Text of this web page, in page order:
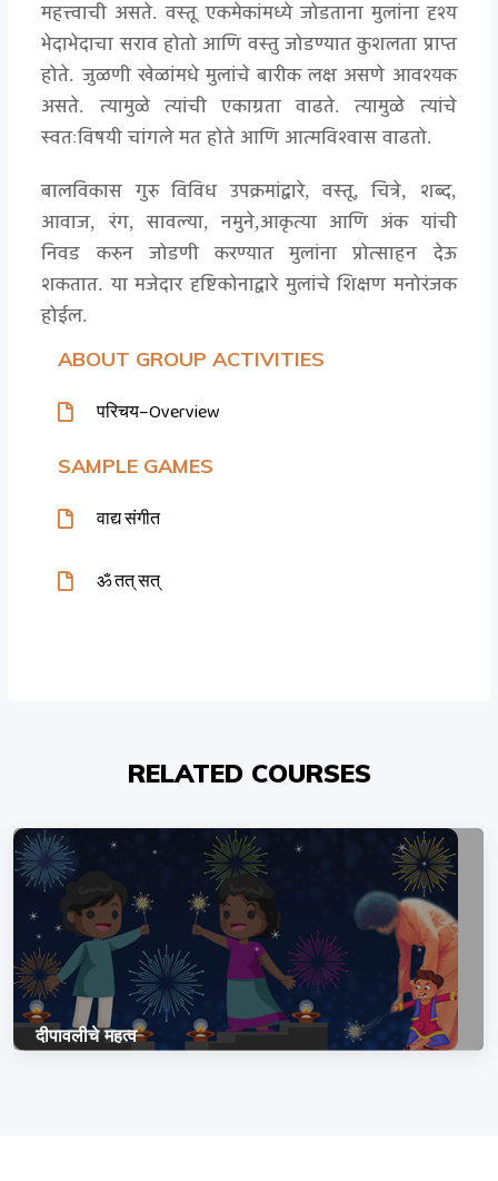
महत्त्वाची असते. वस्तू एकमेकांमध्ये जोडताना मुलांना दृश्य
भेदाभेदाचा सराव होतो आणि वस्तु जोडण्यात कुशलता प्राप्त
होते. जुळणी खेळांमधे मुलांचे बारीक लक्ष असणे आवश्यक
असते. त्यामुळे त्यांची एकाग्रता वाढते. त्यामुळे त्यांचे
स्वतःविषयी चांगले मत होते आणि आत्मविश्वास वाढतो.
बालविकास गुरु विविध उपक्रमांद्वारे, वस्तू, चित्रे, शब्द,
आवाज, रंग, सावल्या, नमुने,आकृत्या आणि अंक यांची
निवड करुन जोडणी करण्यात मुलांना प्रोत्साहन देऊ
शकतात. या मजेदार दृष्टिकोनाद्वारे मुलांचे शिक्षण मनोरंजक
होईल.
ABOUT GROUP ACTIVITIES
परिचय–Overview
SAMPLE GAMES
वाद्य संगीत
ॐ तत् सत्
RELATED COURSES
दीपावलीचे महत्व